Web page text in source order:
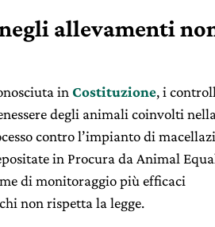
allevamenti
in Costituzione, i
degli animali coinvolti nella
contro l’impianto di
in Procura da Animal
di monitoraggio più efficaci
non rispetta la legge.